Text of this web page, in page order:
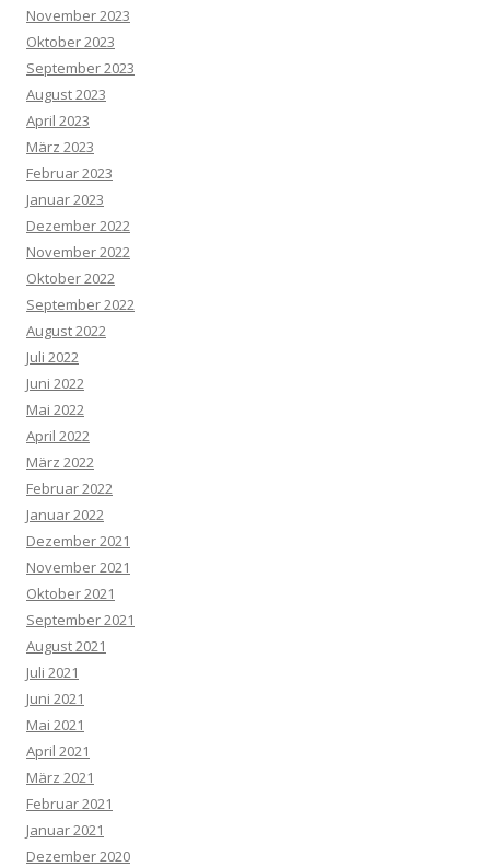
November 2023
Oktober 2023
September 2023
August 2023
April 2023
März 2023
Februar 2023
Januar 2023
Dezember 2022
November 2022
Oktober 2022
September 2022
August 2022
Juli 2022
Juni 2022
Mai 2022
April 2022
März 2022
Februar 2022
Januar 2022
Dezember 2021
November 2021
Oktober 2021
September 2021
August 2021
Juli 2021
Juni 2021
Mai 2021
April 2021
März 2021
Februar 2021
Januar 2021
Dezember 2020